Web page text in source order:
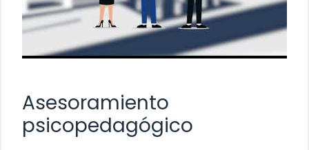
Asesoramiento
psicopedagógico